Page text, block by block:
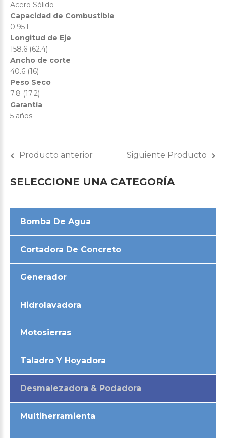
Acero Sólido
Capacidad de Combustible
0.95 l
Longitud de Eje
158.6 (62.4)
Ancho de corte
40.6 (16)
Peso Seco
7.8 (17.2)
Garantía
5 años
Producto anterior Siguiente Producto
SELECCIONE UNA CATEGORÍA
Bomba De Agua
Cortadora De Concreto
Generador
Hidrolavadora
Motosierras
Taladro Y Hoyadora
Desmalezadora & Podadora
Multiherramienta